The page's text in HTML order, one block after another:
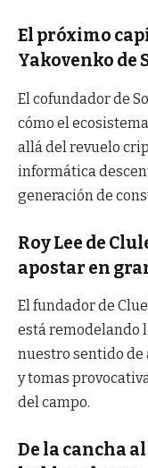
El próximo
Yakovenko de
El cofundador de
cómo el
allá del revuelo
informática
generación de
Roy Lee de
apostar en
El fundador de
está remodelando
nuestro sentido de
y tomas
del campo.
De la cancha